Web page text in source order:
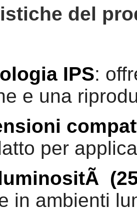
del
IPS:
e una
per
in ambienti